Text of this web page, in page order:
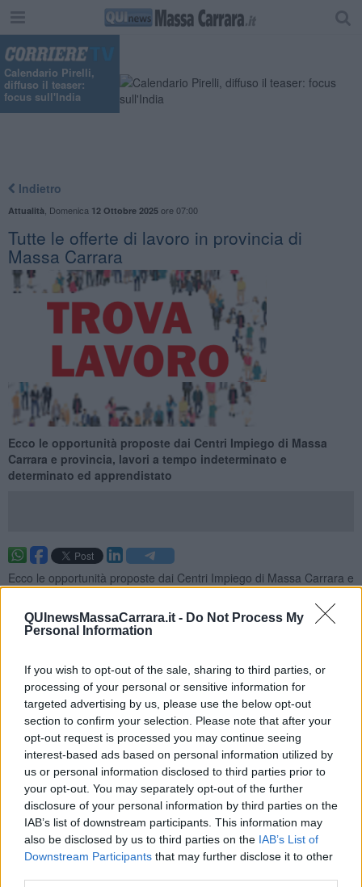
QUInewsMassaCarrara.it - Do Not Process My
Personal Information
If you wish to opt-out of the sale, sharing to third parties, or
processing of your personal or sensitive information for
targeted advertising by us, please use the below opt-out
section to confirm your selection. Please note that after your
opt-out request is processed you may continue seeing
interest-based ads based on personal information utilized by
us or personal information disclosed to third parties prior to
your opt-out. You may separately opt-out of the further
disclosure of your personal information by third parties on the
IAB’s list of downstream participants. This information may
also be disclosed by us to third parties on the IAB’s List of
Downstream Participants that may further disclose it to other
Calendario Pirelli,
diffuso il teaser:
focus sull'India
Indietro
Attualità Domenica 12 Ottobre 2025ore 07:00
​Tutte le offerte di lavoro in provincia di
Massa Carrara
Ecco le opportunità proposte dai Centri Impiego di Massa
Carrara e provincia, lavori a tempo indeterminato e
determinato ed apprendistato
Ecco le opportunità proposte dai Centri Impiego di Massa Carrara e
provincia per la settimana 41 del 2025 (dal 12 ottobre 2025 al 18
ottobre 2025), lavori a tempo indeterminato e determinato ed
apprendistato.
Questa settimana:
I lavori più richiesti
Muratori In Pietra e Mattoni23
Addetti All'assistenza Personale11
Meccanici Motoristi e Riparatori di Veicoli a Motore9
Manovali e Personale Non Qualificato Dell’edilizia Civile
e Professioni Assimilate8
Orario Lavoro
Full Time 189
Part Time47